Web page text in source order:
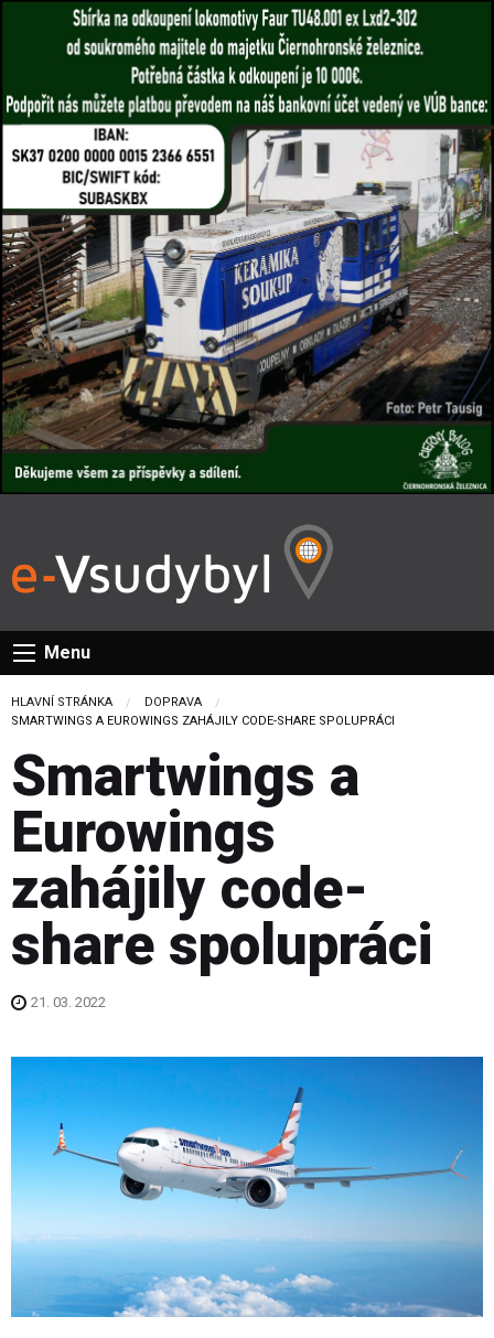
Menu
HLAVNÍ STRÁNKA
DOPRAVA
CURRENT:
SMARTWINGS A EUROWINGS ZAHÁJILY CODE-SHARE SPOLUPRÁCI
Smartwings a
Eurowings
zahájily code-
share spolupráci
21. 03. 2022